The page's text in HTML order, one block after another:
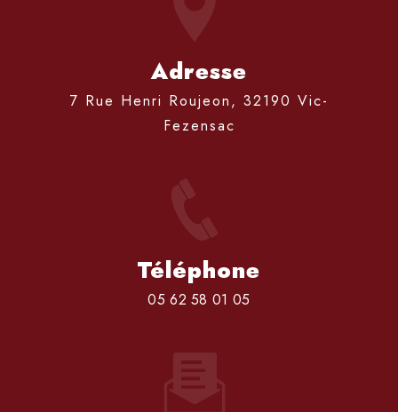
Adresse
7 Rue Henri Roujeon, 32190 Vic-
Fezensac
Téléphone
05 62 58 01 05